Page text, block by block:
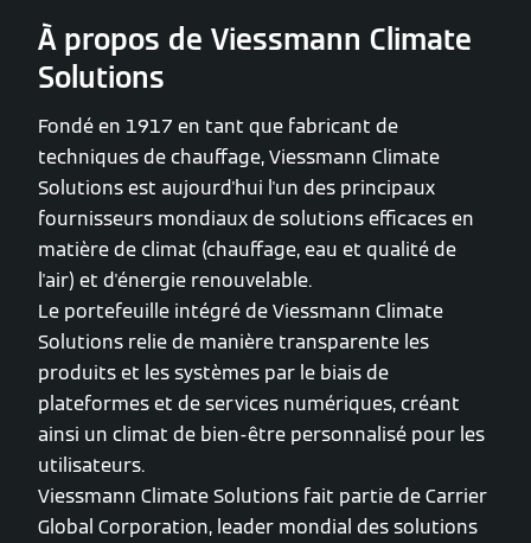
À propos de Viessmann Climate
Solutions
Fondé en 1917 en tant que fabricant de
techniques de chauffage, Viessmann Climate
Solutions est aujourd'hui l'un des principaux
fournisseurs mondiaux de solutions efficaces en
matière de climat (chauffage, eau et qualité de
l'air) et d'énergie renouvelable.
Le portefeuille intégré de Viessmann Climate
Solutions relie de manière transparente les
produits et les systèmes par le biais de
plateformes et de services numériques, créant
ainsi un climat de bien-être personnalisé pour les
utilisateurs.
Viessmann Climate Solutions fait partie de Carrier
Global Corporation, leader mondial des solutions